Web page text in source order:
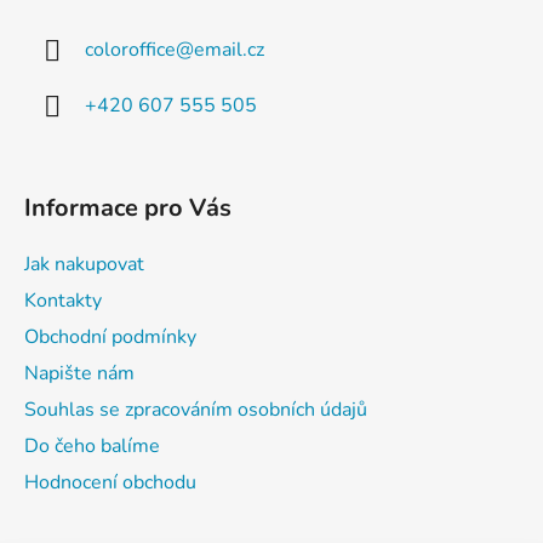
coloroffice@email.cz
+420 607 555 505
Informace pro Vás
Jak nakupovat
Kontakty
Obchodní podmínky
Napište nám
Souhlas se zpracováním osobních údajů
Do čeho balíme
Hodnocení obchodu